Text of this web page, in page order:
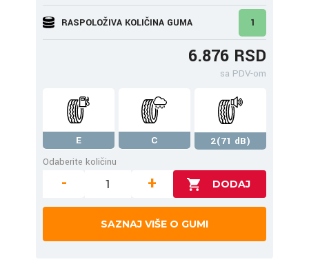
RASPOLOŽIVA KOLIČINA GUMA 1
6.876 RSD
sa PDV-om
E C
2(71 dB)
Odaberite količinu
- +
SAZNAJ VIŠE O GUMI